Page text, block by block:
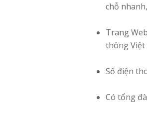
chỗ
Trang
thông Việt
Số điện
Có tổng